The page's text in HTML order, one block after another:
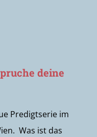
deine
Predigtserie im
Was ist das